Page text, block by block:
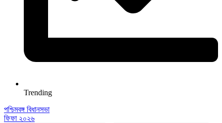
Trending
পশ্চিমবঙ্গ বিধানসভা
ফিফা ২০২৬